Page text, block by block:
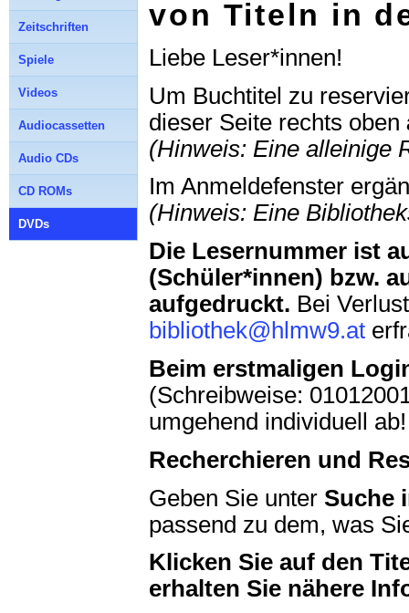
von Titeln in
Liebe Leser*innen!
Um Buchtitel zu
dieser Seite rechts oben
(Hinweis: Eine alleinige
Im Anmeldefenster
(Hinweis: Eine
Die Lesernummer ist
(Schüler*innen) bzw.
aufgedruckt. Bei
bibliothek@hlmw9.at
Beim erstmaligen
(Schreibweise:
umgehend individuell ab!
Recherchieren und
Geben Sie unter Suche
passend zu dem, was
Klicken Sie auf den
erhalten Sie nähere
Zeitschriften
Spiele
Videos
Audiocassetten
Audio CDs
CD ROMs
DVDs